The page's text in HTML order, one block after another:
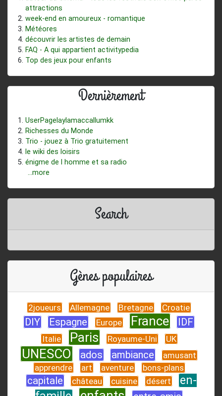
attractions
week-end en amoureux - romantique
Météores
découvrir les artistes de demain
FAQ - A qui appartient activitypedia
Top des jeux pour enfants
Dernièrement
UserPagelaylamaccallumkk
Richesses du Monde
Trio - jouez à Trio gratuitement
le wiki des loisirs
énigme de l homme et sa radio
...more
Search
Gènes populaires
2joueurs Allemagne Bretagne Croatie
DIY Espagne Europe France IDF
Italie Paris Royaume-Uni UK
UNESCO ados ambiance
amusant
apprendre
art aventure bons-plans
capitale château cuisine désert
en-